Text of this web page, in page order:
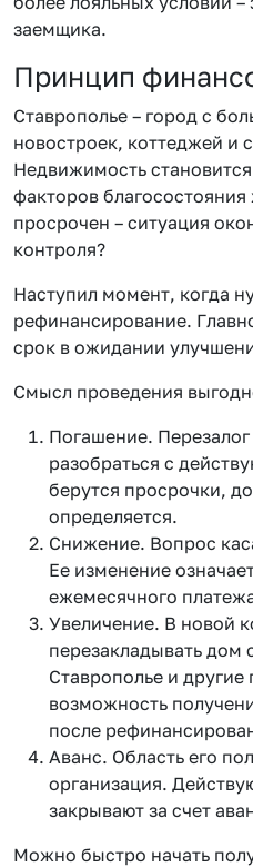
заемщика.
Принцип
Ставрополье – город с
новостроек, коттеджей и
Недвижимость
факторов
просрочен – ситуация
контроля?
Наступил момент, когда
рефинансирование.
срок в ожидании
Смысл проведения
Погашение.
разобраться с
берутся просрочки,
определяется.
Снижение. Вопрос
Ее изменение
ежемесячного
Увеличение. В новой
перезакладывать дом
Ставрополье и другие
возможность
после
Аванс. Область его
организация.
закрывают за счет
Можно быстро начать